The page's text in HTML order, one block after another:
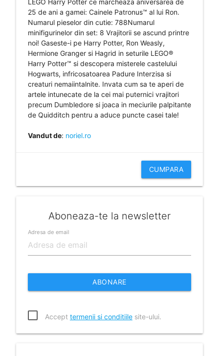
LEGO Harry Potter ce marcheaza aniversarea de
25 de ani a gamei: Cainele Patronus™ al lui Ron.
Numarul pieselor din cutie: 788Numarul
minifigurinelor din set: 8 Vrajitorii se ascund printre
noi! Gaseste-i pe Harry Potter, Ron Weasly,
Hermione Granger si Hagrid in seturile LEGO®
Harry Potter™ si descopera misterele castelului
Hogwarts, infricosatoarea Padure Interzisa si
creaturi nemaiintalnite. Invata cum sa te aperi de
artele intunecate de la cei mai puternici vrajitori
precum Dumbledore si joaca in meciurile palpitante
de Quidditch pentru a aduce puncte casei tale!
Vandut de: noriel.ro
CUMPARA
Aboneaza-te la newsletter
Adresa de email
ABONARE
Accept termenii si conditiilesite-ului.